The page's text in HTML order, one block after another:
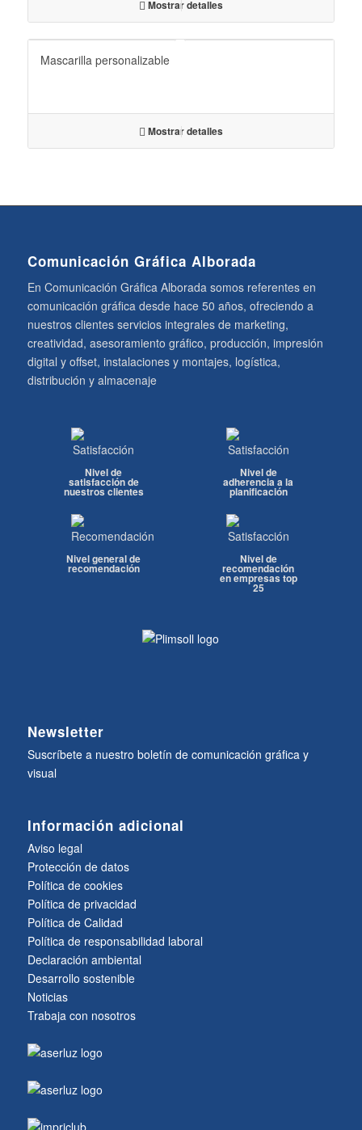
Mostrar detalles
Mascarilla personalizable
Mostrar detalles
Comunicación Gráfica Alborada
En Comunicación Gráfica Alborada somos referentes en
comunicación gráfica desde hace 50 años, ofreciendo a
nuestros clientes servicios integrales de marketing,
creatividad, asesoramiento gráfico, producción, impresión
digital y offset, instalaciones y montajes, logística,
distribución y almacenaje
Nivel de
satisfacción de
nuestros clientes
Nivel de
adherencia a la
planificación
Nivel general de
recomendación
Nivel de
recomendación
en empresas top
25
Newsletter
Suscríbete a nuestro boletín de comunicación gráfica y
visual
Información adicional
Aviso legal
Protección de datos
Política de cookies
Política de privacidad
Política de Calidad
Política de responsabilidad laboral
Declaración ambiental
Desarrollo sostenible
Noticias
Trabaja con nosotros